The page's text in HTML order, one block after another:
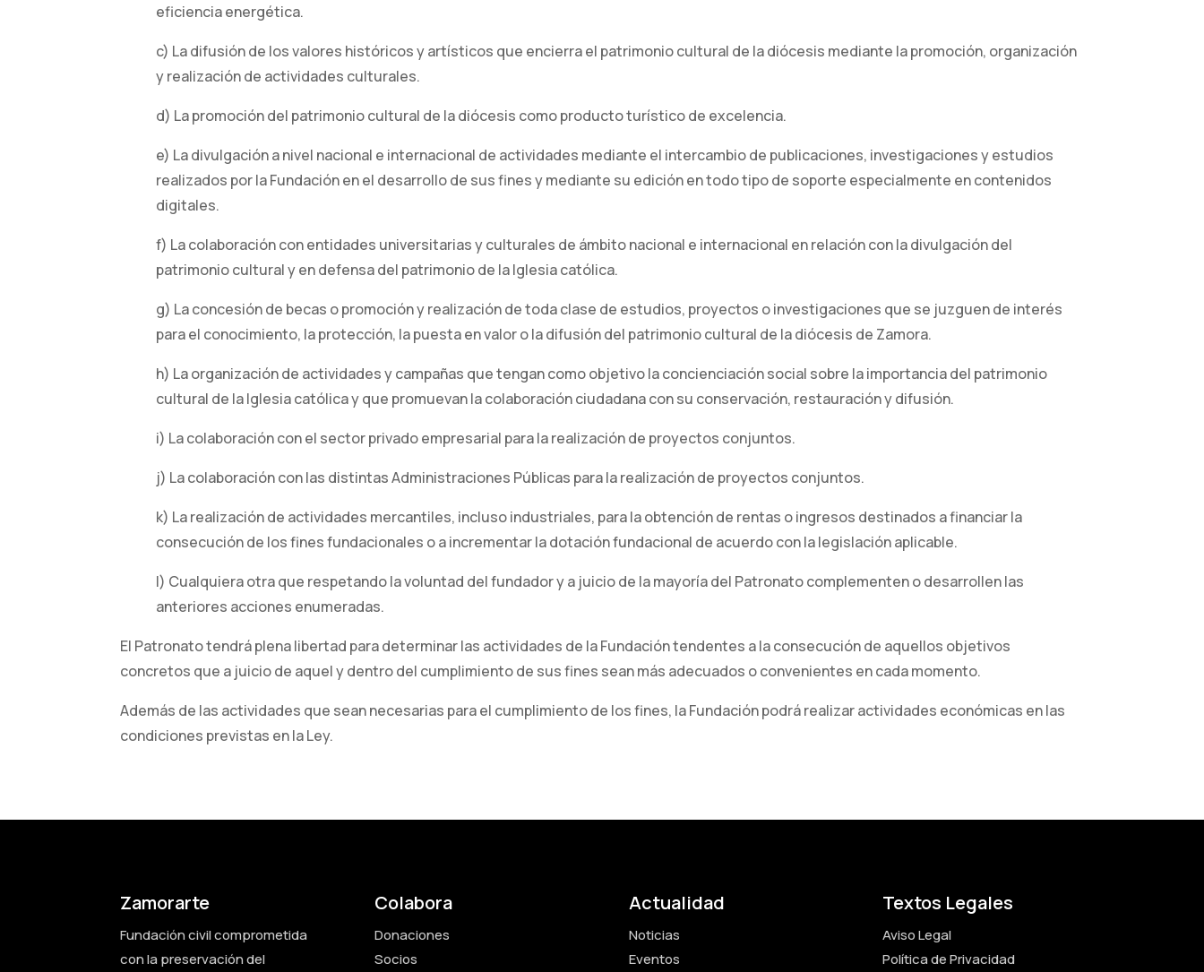
eficiencia energética.
c) La difusión de los valores históricos y artísticos que encierra el patrimonio cultural de la diócesis mediante la promoción, organización
y realización de actividades culturales.
d) La promoción del patrimonio cultural de la diócesis como producto turístico de excelencia.
e) La divulgación a nivel nacional e internacional de actividades mediante el intercambio de publicaciones, investigaciones y estudios
realizados por la Fundación en el desarrollo de sus fines y mediante su edición en todo tipo de soporte especialmente en contenidos
digitales.
f) La colaboración con entidades universitarias y culturales de ámbito nacional e internacional en relación con la divulgación del
patrimonio cultural y en defensa del patrimonio de la Iglesia católica.
g) La concesión de becas o promoción y realización de toda clase de estudios, proyectos o investigaciones que se juzguen de interés
para el conocimiento, la protección, la puesta en valor o la difusión del patrimonio cultural de la diócesis de Zamora.
h) La organización de actividades y campañas que tengan como objetivo la concienciación social sobre la importancia del patrimonio
cultural de la Iglesia católica y que promuevan la colaboración ciudadana con su conservación, restauración y difusión.
i) La colaboración con el sector privado empresarial para la realización de proyectos conjuntos.
j) La colaboración con las distintas Administraciones Públicas para la realización de proyectos conjuntos.
k) La realización de actividades mercantiles, incluso industriales, para la obtención de rentas o ingresos destinados a financiar la
consecución de los fines fundacionales o a incrementar la dotación fundacional de acuerdo con la legislación aplicable.
l) Cualquiera otra que respetando la voluntad del fundador y a juicio de la mayoría del Patronato complementen o desarrollen las
anteriores acciones enumeradas.
El Patronato tendrá plena libertad para determinar las actividades de la Fundación tendentes a la consecución de aquellos objetivos
concretos que a juicio de aquel y dentro del cumplimiento de sus fines sean más adecuados o convenientes en cada momento.
Además de las actividades que sean necesarias para el cumplimiento de los fines, la Fundación podrá realizar actividades económicas en las
condiciones previstas en la Ley.
Zamorarte
Fundación civil comprometida
con la preservación del
Colabora
Donaciones
Socios
Actualidad
Noticias
Eventos
Textos Legales
Aviso Legal
Política de Privacidad